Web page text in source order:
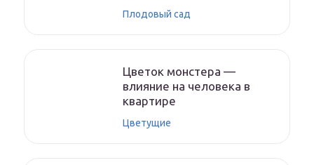
Плодовый сад
Цветок монстера —
влияние на человека в
квартире
Цветущие